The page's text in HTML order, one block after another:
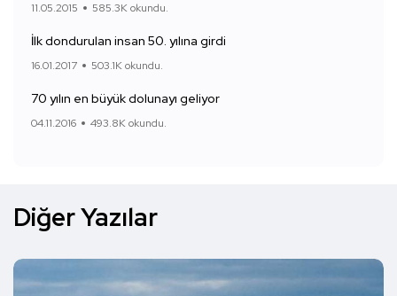
11.05.2015 585.3K okundu.
İlk dondurulan insan 50. yılına girdi
16.01.2017 503.1K okundu.
70 yılın en büyük dolunayı geliyor
04.11.2016 493.8K okundu.
Diğer Yazılar